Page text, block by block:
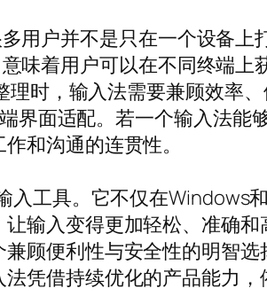
户并不是只在一个设备上
味着用户可以在不同终端上
时，输入法需要兼顾效率
面适配。若一个输入法能
和沟通的连贯性。
工具。它不仅在Windows
输入变得更加轻松、准确
顾便利性与安全性的明智
凭借持续优化的产品能力